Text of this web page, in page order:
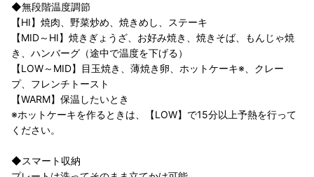
◆無段階温度調節
【HI】焼肉、野菜炒め、焼きめし、ステーキ
【MID～HI】焼きぎょうざ、お好み焼き、焼きそば、もんじゃ焼
き、ハンバーグ（途中で温度を下げる）
【LOW～MID】目玉焼き、薄焼き卵、ホットケーキ※、クレー
プ、フレンチトースト
【WARM】保温したいとき
※ホットケーキを作るときは、【LOW】で15分以上予熱を行って
ください。
◆スマート収納